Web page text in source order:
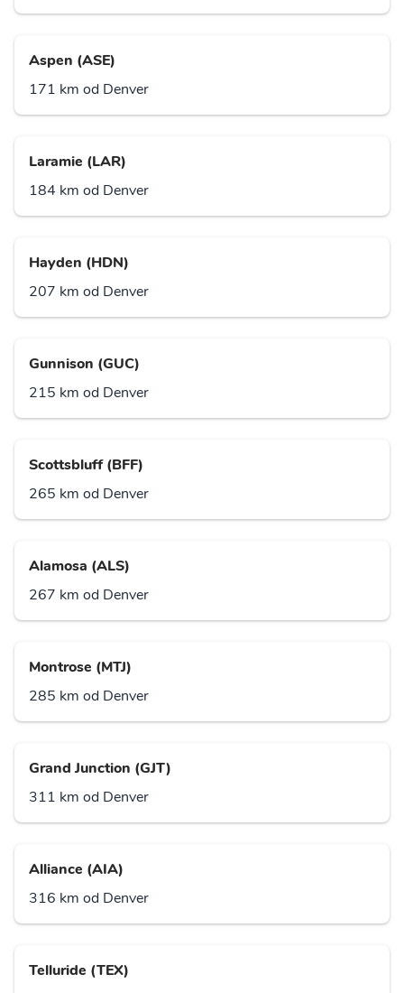
Aspen (ASE)
171 km od Denver
Laramie (LAR)
184 km od Denver
Hayden (HDN)
207 km od Denver
Gunnison (GUC)
215 km od Denver
Scottsbluff (BFF)
265 km od Denver
Alamosa (ALS)
267 km od Denver
Montrose (MTJ)
285 km od Denver
Grand Junction (GJT)
311 km od Denver
Alliance (AIA)
316 km od Denver
Telluride (TEX)